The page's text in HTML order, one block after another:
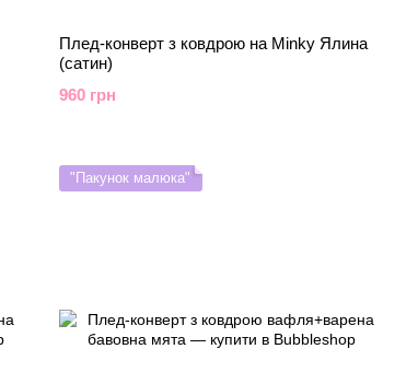
Плед-конверт з ковдрою на Minky Ялина
(сатин)
960 грн
"Пакунок малюка"